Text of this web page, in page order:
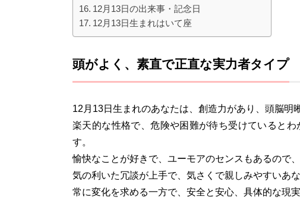
12月13日の出来事・記念日
12月13日生まれはいて座
頭がよく、素直で正直な実力者タイプ
12月13日生まれのあなたは、創造力があり、頭脳明
楽天的な性格で、危険や困難が待ち受けていると
す。
愉快なことが好きで、ユーモアのセンスもあるので
気の利いた冗談が上手で、気さくで親しみやすいあ
常に変化を求める一方で、安全と安心、具体的な現